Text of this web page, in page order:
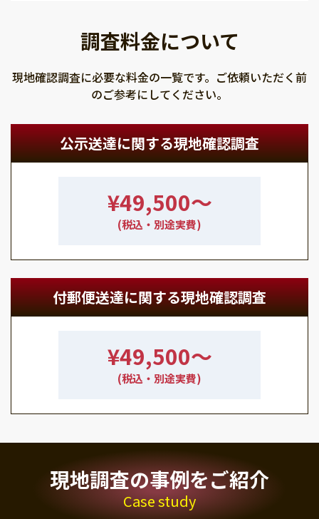
調査料金について
現地確認調査に必要な料金の一覧です。ご依頼いただく前
のご参考にしてください。
公示送達に関する現地確認調査
¥49,500〜
(税込・別途実費)
付郵便送達に関する現地確認調査
¥49,500〜
(税込・別途実費)
現地調査の事例をご紹介
Case study